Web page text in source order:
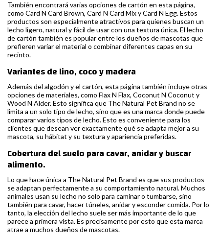
También encontrará varias opciones de cartón en esta página,
como Card N Card Brown, Card N Card Mix y Card N Egg. Estos
productos son especialmente atractivos para quienes buscan un
lecho ligero, natural y fácil de usar con una textura única. El lecho
de cartón también es popular entre los dueños de mascotas que
prefieren variar el material o combinar diferentes capas en su
recinto.
Variantes de lino, coco y madera
Además del algodón y el cartón, esta página también incluye otras
opciones de materiales, como Flax N Flax, Coconut N Coconut y
Wood N Alder. Esto significa que The Natural Pet Brand no se
limita a un solo tipo de lecho, sino que es una marca donde puede
comparar varios tipos de lecho. Esto es conveniente para los
clientes que desean ver exactamente qué se adapta mejor a su
mascota, su hábitat y su textura y apariencia preferidas.
Cobertura del suelo para cavar, anidar y buscar
alimento.
Lo que hace única a The Natural Pet Brand es que sus productos
se adaptan perfectamente a su comportamiento natural. Muchos
animales usan su lecho no solo para caminar o tumbarse, sino
también para cavar, hacer túneles, anidar y esconder comida. Por lo
tanto, la elección del lecho suele ser más importante de lo que
parece a primera vista. Es precisamente por esto que esta marca
atrae a muchos dueños de mascotas.